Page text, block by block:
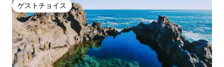
ゲストチョイス
ゲストチョイス